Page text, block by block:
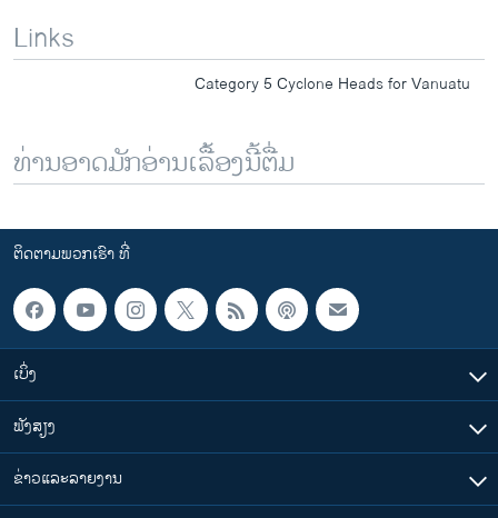
Links
Category 5 Cyclone Heads for Vanuatu
ທ່ານອາດມັກອ່ານເລື້ອງນີ້ຕື່ມ
ຕິດຕາມພວກເຮົາ ທີ່
ເບິ່ງ
ຟັງສຽງ
ຂ່າວແລະລາຍງານ